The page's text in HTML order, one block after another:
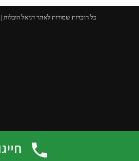
כל הזכויות שמורות לאתר דניאל הובלות